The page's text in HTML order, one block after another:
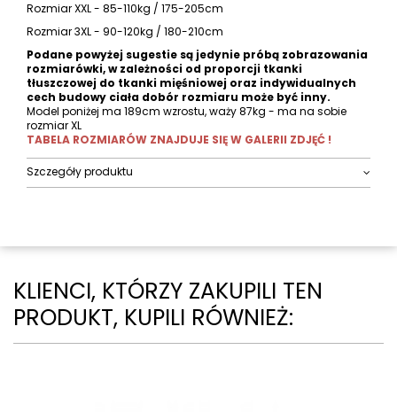
Rozmiar XXL - 85-110kg / 175-205cm
Rozmiar 3XL - 90-120kg / 180-210cm
Podane powyżej sugestie są jedynie próbą zobrazowania
rozmiarówki, w zależności od proporcji tkanki
tłuszczowej do tkanki mięśniowej oraz indywidualnych
cech budowy ciała dobór rozmiaru może być inny.
Model poniżej ma 189cm wzrostu, waży 87kg - ma na sobie
rozmiar XL
TABELA ROZMIARÓW ZNAJDUJE SIĘ W GALERII ZDJĘĆ !
Szczegóły produktu
KLIENCI, KTÓRZY ZAKUPILI TEN
PRODUKT, KUPILI RÓWNIEŻ: